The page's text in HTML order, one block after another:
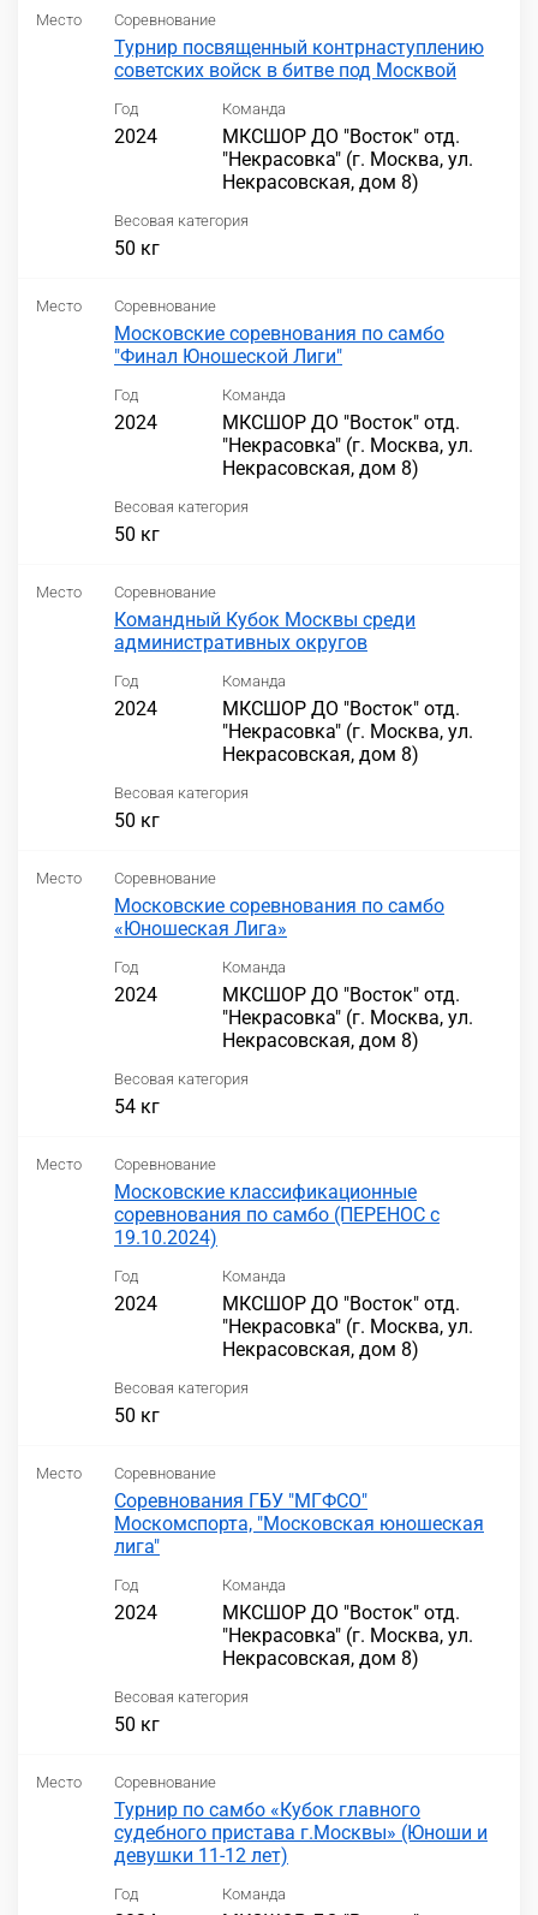
Место Соревнование
Турнир посвященный контрнаступлению
советских войск в битве под Москвой
Год
2024
Команда
МКСШОР ДО "Восток" отд.
"Некрасовка" (г. Москва, ул.
Некрасовская, дом 8)
Весовая категория
50 кг
Место Соревнование
Московские соревнования по самбо
"Финал Юношеской Лиги"
Год
2024
Команда
МКСШОР ДО "Восток" отд.
"Некрасовка" (г. Москва, ул.
Некрасовская, дом 8)
Весовая категория
50 кг
Место Соревнование
Командный Кубок Москвы среди
административных округов
Год
2024
Команда
МКСШОР ДО "Восток" отд.
"Некрасовка" (г. Москва, ул.
Некрасовская, дом 8)
Весовая категория
50 кг
Место Соревнование
Московские соревнования по самбо
«Юношеская Лига»
Год
2024
Команда
МКСШОР ДО "Восток" отд.
"Некрасовка" (г. Москва, ул.
Некрасовская, дом 8)
Весовая категория
54 кг
Место Соревнование
Московские классификационные
соревнования по самбо (ПЕРЕНОС с
19.10.2024)
Год
2024
Команда
МКСШОР ДО "Восток" отд.
"Некрасовка" (г. Москва, ул.
Некрасовская, дом 8)
Весовая категория
50 кг
Место Соревнование
Соревнования ГБУ "МГФСО"
Москомспорта, "Московская юношеская
лига"
Год
2024
Команда
МКСШОР ДО "Восток" отд.
"Некрасовка" (г. Москва, ул.
Некрасовская, дом 8)
Весовая категория
50 кг
Место Соревнование
Турнир по самбо «Кубок главного
судебного пристава г.Москвы» (Юноши и
девушки 11-12 лет)
Год Команда